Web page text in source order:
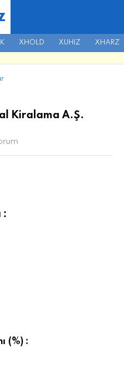
XHOLD XUHIZ XHARZ
Kiralama A.Ş.
:
(%) :